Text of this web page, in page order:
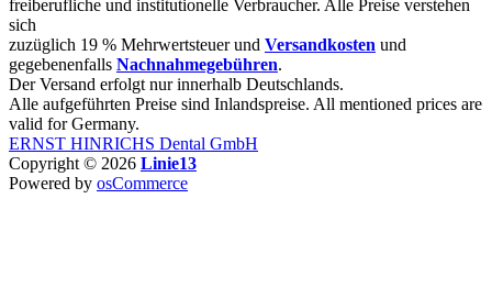
freiberufliche und institutionelle Verbraucher. Alle Preise verstehen
sich
zuzüglich 19 % Mehrwertsteuer und Versandkosten und
gegebenenfalls Nachnahmegebühren.
Der Versand erfolgt nur innerhalb Deutschlands.
Alle aufgeführten Preise sind Inlandspreise. All mentioned prices are
valid for Germany.
ERNST HINRICHS Dental GmbH
Copyright © 2026 Linie13
Powered by osCommerce